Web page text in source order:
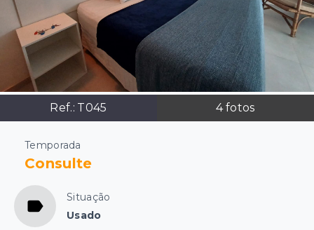
Ref.: T045 4fotos
Temporada
Consulte
Situação
Usado